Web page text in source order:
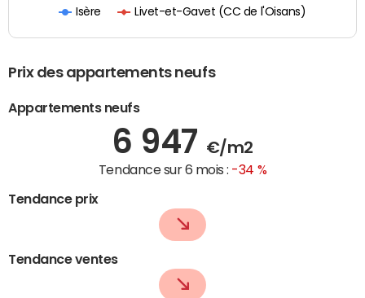
Isère Livet-et-Gavet (CC de l'Oisans)
Prix des appartements neufs
Appartements neufs
6 947 €/m2
Tendance sur 6 mois : -34 %
Tendance prix
Tendance ventes